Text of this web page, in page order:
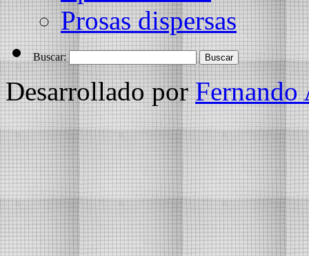
Prosas dispersas
Buscar:
Desarrollado porFernando